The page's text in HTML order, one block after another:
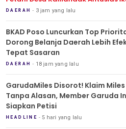
DAERAH 3 jam yang lalu
BKAD Poso Luncurkan Top
Dorong Belanja Daerah Lebih
Tepat Sasaran
DAERAH 18 jam yang lalu
GarudaMiles Disorot! Klaim
Tanpa Alasan, Member Garuda
Siapkan Petisi
HEADLINE 5 hari yang lalu